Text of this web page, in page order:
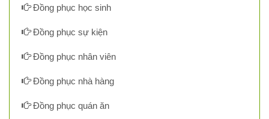
Đồng phục học sinh
Đồng phục sự kiện
Đồng phục nhân viên
Đồng phục nhà hàng
Đồng phục quán ăn